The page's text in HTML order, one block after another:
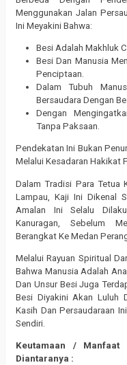
Menggunakan Jalan
Ini Meyakini Bahwa:
Besi Adalah Makhluk
Besi Dan Manusia
Penciptaan.
Dalam Tubuh
Bersaudara Dengan
Dengan
Tanpa Paksaan.
Pendekatan Ini Bukan
Melalui Kesadaran Hakikat
Dalam Tradisi Para Tetua
Lampau, Kaji Ini Dikenal
Amalan Ini Selalu
Kanuragan, Sebelum
Berangkat Ke Medan
Melalui Rayuan Spiritual
Bahwa Manusia Adalah
Dan Unsur Besi Juga
Besi Diyakini Akan Luluh
Kasih Dan Persaudaraan
Sendiri.
Keutamaan / Manfaat
Diantaranya :